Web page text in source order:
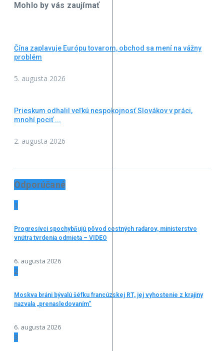
Mohlo by vás zaujímať
Čína zaplavuje Európu tovarom, obchod sa mení na vážny
problém
5. augusta 2026
Prieskum odhalil veľkú nespokojnosť Slovákov v práci,
mnohí pociť ...
2. augusta 2026
Odporúčané
1
Progresívci spochybňujú pôvod cestných radarov, ministerstvo
vnútra tvrdenia odmieta – VIDEO
6. augusta 2026
2
Moskva bráni bývalú šéfku francúzskej RT, jej vyhostenie z krajiny
nazvala „prenasledovaním“
6. augusta 2026
3